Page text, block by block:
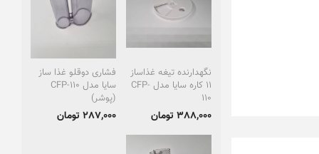
نگهدارنده تیغه غذاساز
11 کاره سایا مدل CFP-
110
388,000 تومان
فشاری دوقلو غذا ساز
سایا مدل CFP-110
(پوشر)
287,000 تومان